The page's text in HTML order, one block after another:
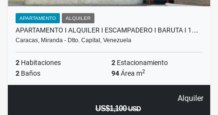
APARTAMENTO ALQUILER
APARTAMENTO I ALQUILER I ESCAMPADERO I BARUTA I 1.…
Caracas, Miranda - Dtto. Capital, Venezuela
2 Habitaciones 2 Estacionamiento
2 Baños 94Área m2
Alquiler
US$1,100USD